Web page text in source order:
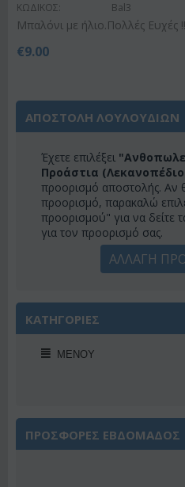
ΚΩΔΙΚΟΣ: Bal3
Μπαλόνι με ήλιο.Πολλές Ευχές
€9.00
ΑΠΟΣΤΟΛΗ ΛΟΥΛΟΥΔΙΩΝ
Έχετε επιλέξει
Προάστια
προορισμό αποστολής. Αν
προορισμό, παρακαλώ
προορισμού" για να δείτε
για τον προορισμό σας.
ΑΛΛΑΓΗ
ΚΑΤΗΓΟΡΙΕΣ
ΜΕΝΟΎ
ΠΡΟΣΦΟΡΕΣ ΕΒΔΟΜΑΔΟΣ